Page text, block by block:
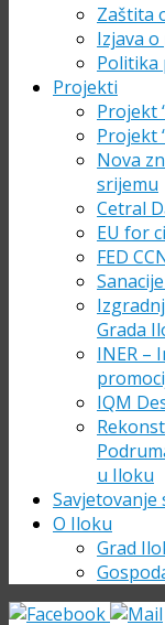
Zaštita
Izjava
Politika
Projekti
Projekt
Projekt
Nova
srijemu
Cetral
EU for
FED
Grada
INER –
IQM
u Iloku
Savjetovanje
O Iloku
Grad